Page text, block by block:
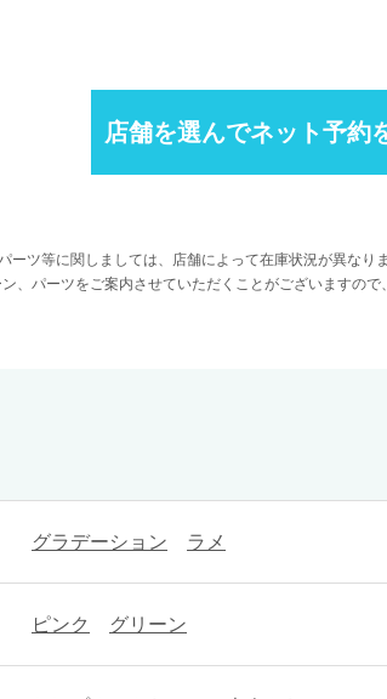
店舗を選んでネット予約
ツ等に関しましては、店舗によって在庫状況が異なりま
、パーツをご案内させていただくことがございますので
グラデーション ラメ
ピンク グリーン